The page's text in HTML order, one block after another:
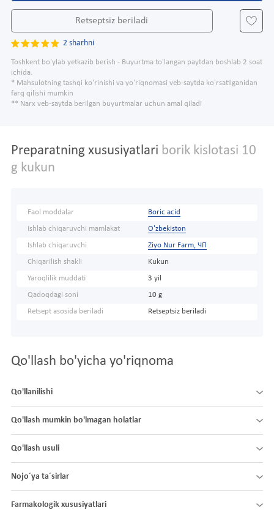
Retseptsiz beriladi
2 sharhni
Toshkent bo'ylab yetkazib berish - Buyurtma to'langan paytdan boshlab 2 soat
ichida.
* Mahsulotning tashqi ko'rinishi va yo'riqnomasi veb-saytda ko'rsatilganidan
farq qilishi mumkin
** Narx veb-saytda berilgan buyurtmalar uchun amal qiladi
Preparatning xususiyatlari borik kislotasi 10
g kukun
Faol moddalar Boric acid
Ishlab chiqaruvchi mamlakat O'zbekiston
Ishlab chiqaruvchi Ziyo Nur Farm, ЧП
Chiqarilish shakli Kukun
Yaroqlilik muddati 3 yil
Qadoqdagi soni 10 g
Retsept asosida beriladi Retseptsiz beriladi
Qo'llash bo'yicha yo'riqnoma
Qo'llanilishi
Qo'llash mumkin bo'lmagan holatlar
Qo'llash usuli
Nojo´ya ta´sirlar
Farmakologik xususiyatlari